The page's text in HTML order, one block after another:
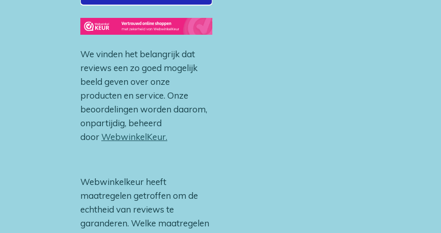
We vinden het belangrijk dat
reviews een zo goed mogelijk
beeld geven over onze
producten en service. Onze
beoordelingen worden daarom,
onpartijdig, beheerd
doorWebwinkelKeur.
Webwinkelkeur heeft
maatregelen getroffen om de
echtheid van reviews te
garanderen. Welke maatregelen